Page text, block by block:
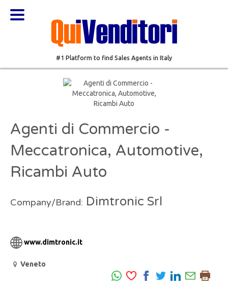
#1 Platform to find Sales Agents in Italy
Agenti di Commercio -
Meccatronica, Automotive,
Ricambi Auto
Company/Brand: Dimtronic Srl
www.dimtronic.it
Veneto